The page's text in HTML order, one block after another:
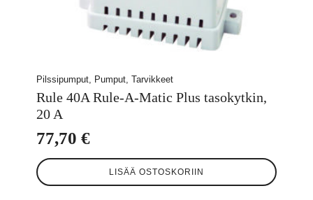
Pilssipumput, Pumput, Tarvikkeet
Rule 40A Rule-A-Matic Plus tasokytkin,
20 A
77,70 €
LISÄÄ OSTOSKORIIN